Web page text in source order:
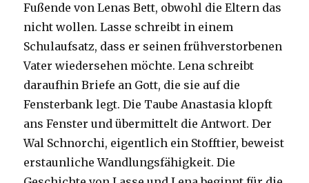
Fußende von Lenas Bett, obwohl die Eltern das
nicht wollen. Lasse schreibt in einem
Schulaufsatz, dass er seinen frühverstorbenen
Vater wiedersehen möchte. Lena schreibt
daraufhin Briefe an Gott, die sie auf die
Fensterbank legt. Die Taube Anastasia klopft
ans Fenster und übermittelt die Antwort. Der
Wal Schnorchi, eigentlich ein Stofftier, beweist
erstaunliche Wandlungsfähigkeit. Die